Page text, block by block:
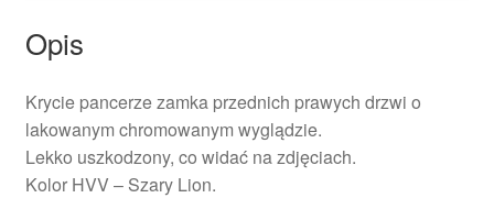
Opis
Krycie pancerze zamka przednich prawych drzwi o
lakowanym chromowanym wyglądzie.
Lekko uszkodzony, co widać na zdjęciach.
Kolor HVV – Szary Lion.